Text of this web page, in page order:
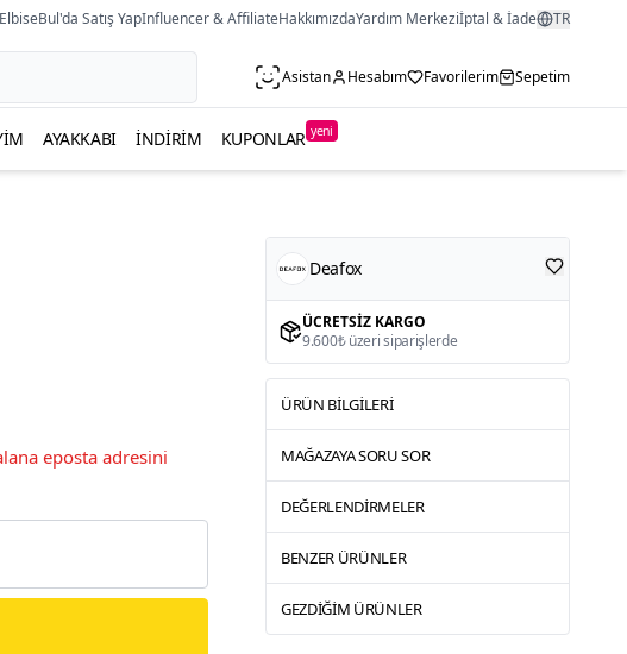
ElbiseBul'da Satış YapInfluencer & AffiliateHakkımızdaYardım Merkeziİptal & İade TR
Asistan Hesabım Favorilerim Sepetim
AYAKKABI İNDIRIM KUPONLAR yeni
eposta adresini
Deafox
ÜCRETSIZ KARGO
9.600₺ üzeri siparişlerde
ÜRÜN BILGILERI
MAĞAZAYA SORU SOR
DEĞERLENDIRMELER
BENZER ÜRÜNLER
GEZDIĞIM ÜRÜNLER